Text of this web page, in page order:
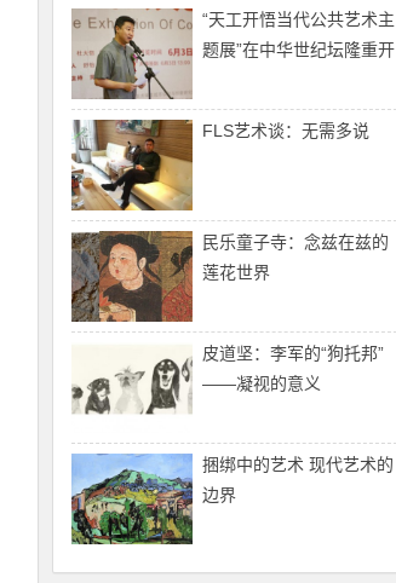
“天工开悟当代公共艺术主
题展”在中华世纪坛隆重开
FLS艺术谈：无需多说
民乐童子寺：念兹在兹的
莲花世界
皮道坚：李军的“狗托邦”
——凝视的意义
捆绑中的艺术 现代艺术的
边界